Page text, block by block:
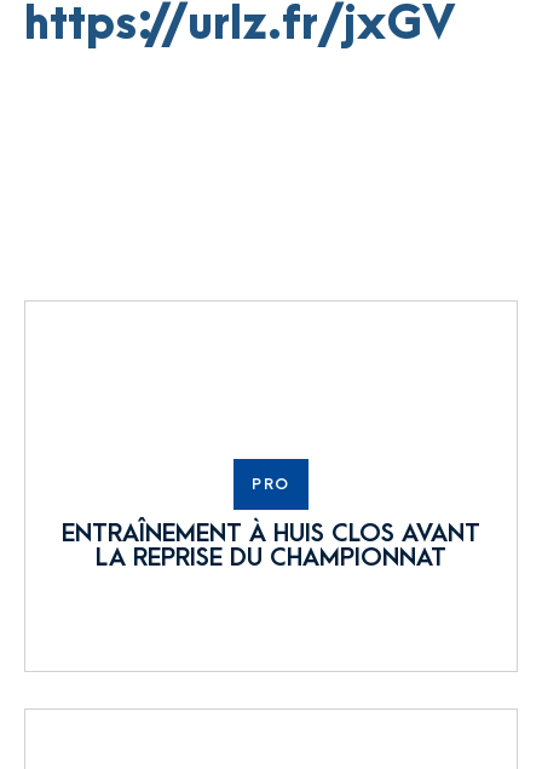
https://urlz.fr/jxGV
PRO
ENTRAÎNEMENT À HUIS CLOS AVANT
LA REPRISE DU CHAMPIONNAT